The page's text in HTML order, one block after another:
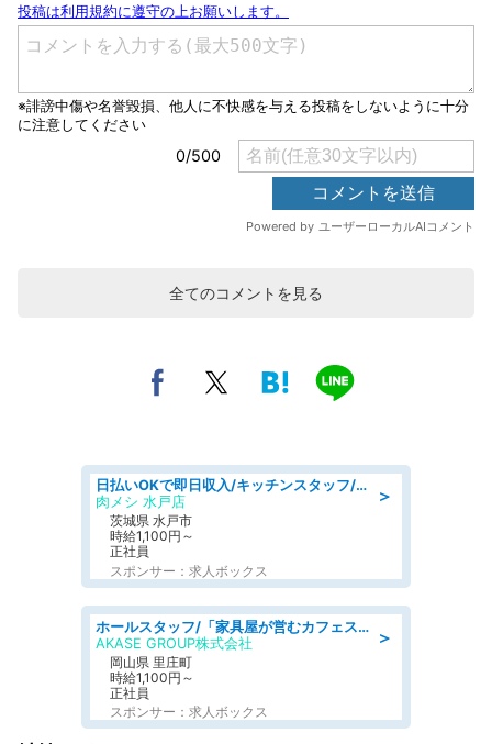
全てのコメントを見る
＞
日払いOKで即日収入/キッチンスタッフ/「原付免許必須」デリバリー業務など、自己成長可能な幅広い仕事に挑戦!髪型自由&ピアス・ネイルOK/茨城県/水戸市
肉メシ 水戸店
茨城県 水戸市
時給1,100円～
正社員
スポンサー：求人ボックス
＞
ホールスタッフ/「家具屋が営むカフェスタッフ!」週2日～OK!嬉しいまかない付き/岡山県/浅口郡里庄町
AKASE GROUP株式会社
岡山県 里庄町
時給1,100円～
正社員
スポンサー：求人ボックス